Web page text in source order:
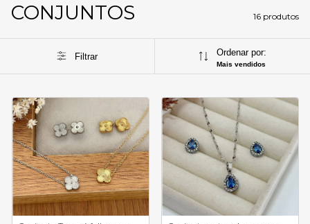
CONJUNTOS 16 produtos
Filtrar Ordenar por:
Mais vendidos